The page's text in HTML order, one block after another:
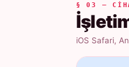
§ 03 —
iOS Safari,